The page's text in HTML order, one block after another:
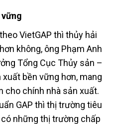
VietGAP thì thủy hải
không, ông Phạm Anh
Tổng Cục Thủy sản –
bền vững hơn, mang
cho chính nhà sản xuất.
GAP thì thị trường tiêu
những thị trường chấp